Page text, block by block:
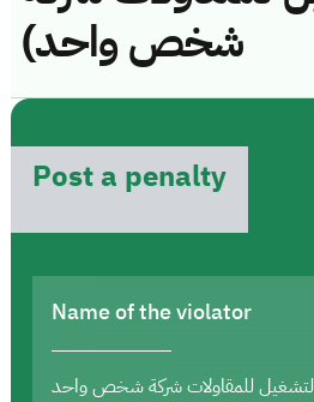
شخص واحد)
Post a penalty
Name of the violator
للمقاولات شركة شخص واحد